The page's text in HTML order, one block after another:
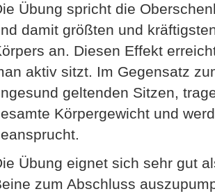
Übung spricht die
damit größten und
an. Diesen Effekt
aktiv sitzt. Im Gegensatz
geltenden Sitzen,
Körpergewicht und
Übung eignet sich sehr gut
zum Abschluss